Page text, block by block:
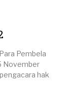
Pembela
November
hak